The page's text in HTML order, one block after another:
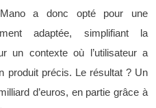
a donc opté pour une
adaptée, simplifiant la
un contexte où l’utilisateur a
produit précis. Le résultat ? Un
d’euros, en partie grâce à